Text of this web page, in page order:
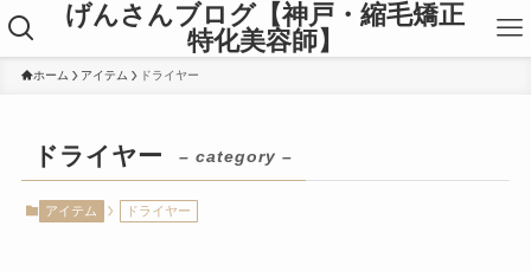
げんさんブログ【神戸・縮毛矯正
特化美容師】
ホーム アイテム ドライヤー
ドライヤー – category –
アイテム ドライヤー